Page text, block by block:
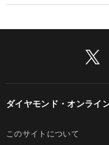
ダイヤモンド・オンライ
このサイトについて